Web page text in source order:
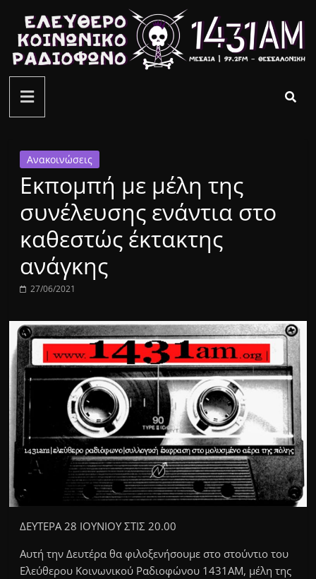
περιεχόμενο
ελεύθερο
κοινωνικό
ραδιόφωνο
1431AM
Ανακοινώσεις
Εκπομπή με μέλη της
συνέλευσης ενάντια στο
καθεστώς έκτακτης
ανάγκης
27/06/2021
ΔΕΥΤΕΡΑ 28 ΙΟΥΝΙΟΥ ΣΤΙΣ 20.00
Αυτή την Δευτέρα θα φιλοξενήσουμε στο στούντιο του
Ελεύθερου Κοινωνικού Ραδιοφώνου 1431ΑΜ, μέλη της